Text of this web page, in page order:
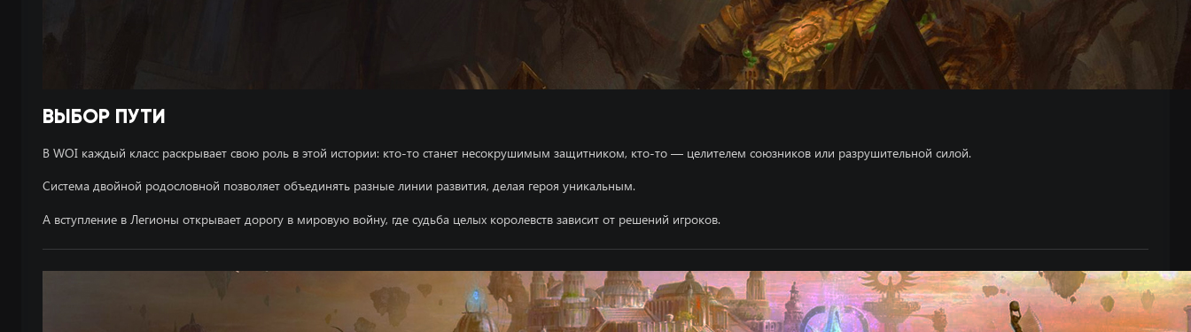
ВЫБОР ПУТИ
В WOI каждый класс раскрывает свою роль в этой истории: кто-то станет несокрушимым защитником, кто-то — целителем союзников или разрушительной силой.
Система двойной родословной позволяет объединять разные линии развития, делая героя уникальным.
А вступление в Легионы открывает дорогу в мировую войну, где судьба целых королевств зависит от решений игроков.
СИСТЕМНЫЕ ТРЕБОВАНИЯ
Минимальные Рекомендуемые
DirectX 9c 9c